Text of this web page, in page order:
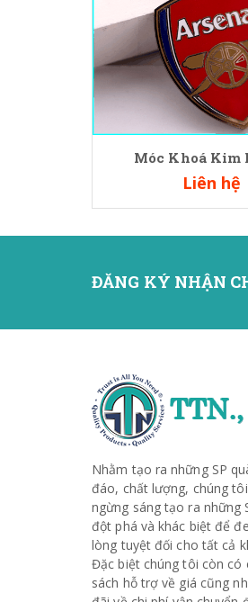
Móc Khoá Kim
Liên hệ
ĐĂNG KÝ NHẬN
Nhằm tạo ra những SP
đáo, chất lượng, chúng
ngừng sáng tạo ra những
đột phá và khác biệt để
lòng tuyệt đối cho tất cả
Đặc biệt chúng tôi còn có
sách hỗ trợ về giá cũng